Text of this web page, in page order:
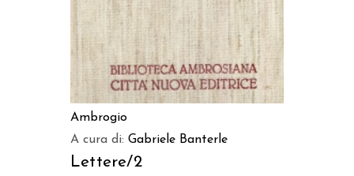
Ambrogio
A cura di: Gabriele Banterle
Lettere/2